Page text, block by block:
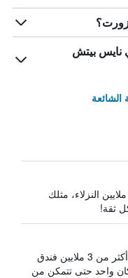
نايس بيتش
النزلاء، مثلك
ثقة!
يبحث HotelsCombined في أكثر من 3 ملايين فندق
واحد حتى تتمكن من